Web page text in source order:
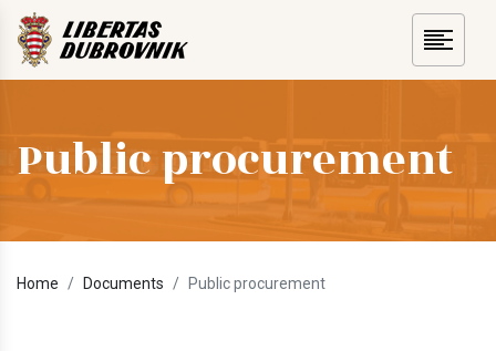
Public procurement
Home Documents Public procurement